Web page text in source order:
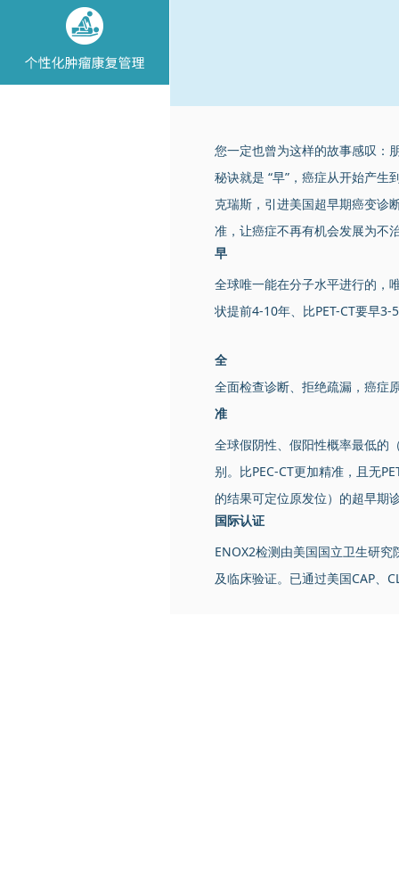
全球假阴性、假阳性概率最低的
别。比PEC-CT更加精准，且无
的结果可定位原发位）的超早期
全球唯一能在分子水平进行的，
状提前4-10年、比PET-CT要早
ENOX2检测由美国国立卫生研
及临床验证。已通过美国CAP、
您一定也曾为这样的故事感叹：
秘诀就是 “早”，癌症从开始产
克瑞斯，引进美国超早期癌变诊
准，让癌症不再有机会发展为不
全面检查诊断、拒绝疏漏，癌症
国际认证
早
全
准